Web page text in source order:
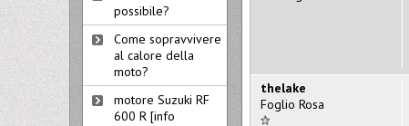
thelake
Foglio Rosa
possibile?
Come sopravvivere
al calore della
moto?
motore Suzuki RF
600 R [info